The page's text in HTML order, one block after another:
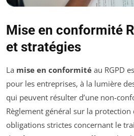
Mise en conformité
et stratégies
La mise en conformité au RGPD
pour les entreprises, à la lumière
qui peuvent résulter d’une non-
Règlement général sur la
obligations strictes concernant le